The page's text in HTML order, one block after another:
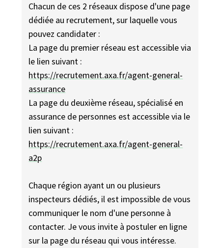
Chacun de ces 2 réseaux dispose d'une page
dédiée au recrutement, sur laquelle vous
pouvez candidater :
La page du premier réseau est accessible via
le lien suivant :
https://recrutement.axa.fr/agent-general-
assurance
La page du deuxième réseau, spécialisé en
assurance de personnes est accessible via le
lien suivant :
https://recrutement.axa.fr/agent-general-
a2p
Chaque région ayant un ou plusieurs
inspecteurs dédiés, il est impossible de vous
communiquer le nom d'une personne à
contacter. Je vous invite à postuler en ligne
sur la page du réseau qui vous intéresse.